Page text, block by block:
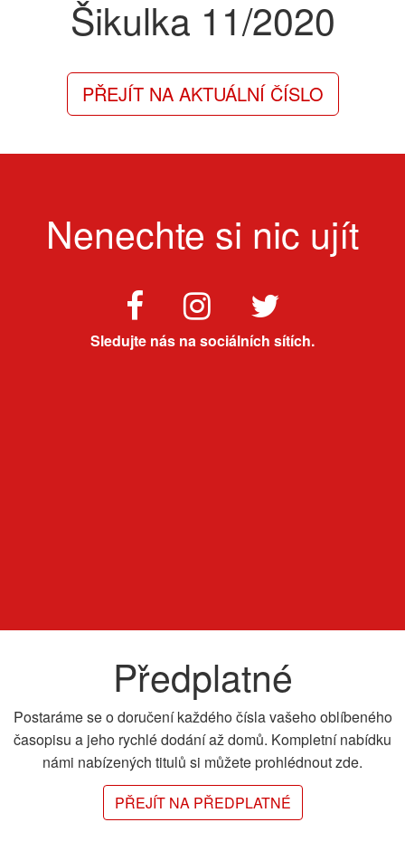
Šikulka 11/2020
PŘEJÍT NA AKTUÁLNÍ ČÍSLO
Nenechte si nic ujít
Sledujte nás na sociálních sítích.
Předplatné
Postaráme se o doručení každého čísla vašeho oblíbeného
časopisu a jeho rychlé dodání až domů. Kompletní nabídku
námi nabízených titulů si můžete prohlédnout zde.
PŘEJÍT NA PŘEDPLATNÉ